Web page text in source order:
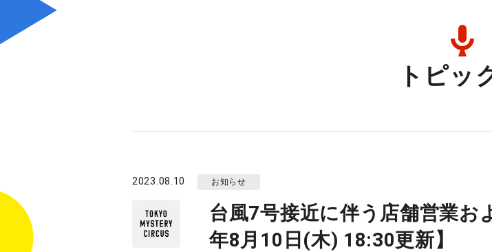
トピッ
2023.08.10 お知らせ
台風7号接近に伴う店舗営業
年8月10日(木) 18:30更新】